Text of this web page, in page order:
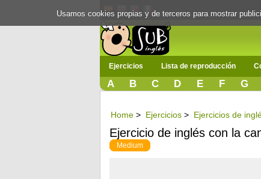
Ejercicios Lista de reproducción
A B C D E F G
Home > Ejercicios > Ejercicios de
Ejercicio de inglés con la
Medium
Usamos cookies propias y de terceros para mostrar